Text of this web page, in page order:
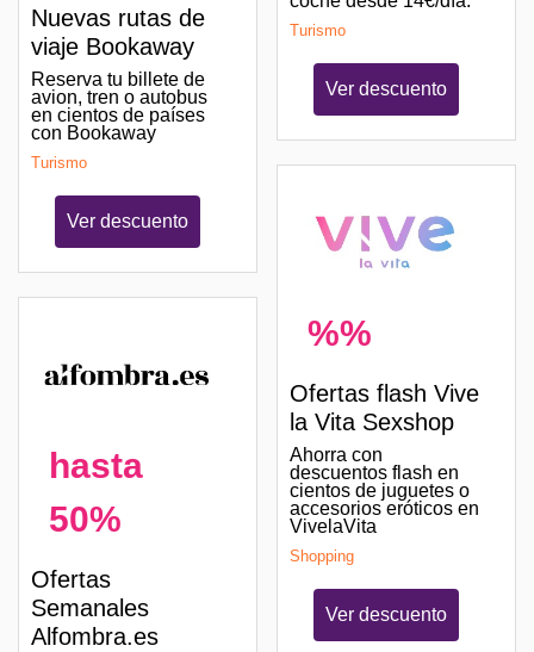
Nuevas rutas de
viaje Bookaway
Reserva tu billete de
avion, tren o autobus
en cientos de países
con Bookaway
Turismo
Ver descuento
hasta
50%
Ofertas
Semanales
Alfombra.es
Turismo
Ver descuento
%%
Ofertas flash Vive
la Vita Sexshop
Ahorra con
descuentos flash en
cientos de juguetes o
accesorios eróticos en
VivelaVita
Shopping
Ver descuento